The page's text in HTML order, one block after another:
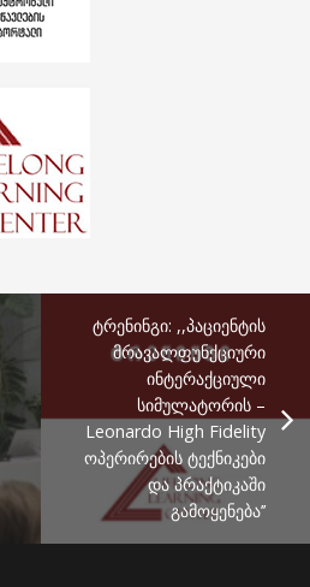
ტრენინგი: ,,პაციენტის
მრავალფუნქციური
ინტერაქციული
სიმულატორის –
Leonardo High Fidelity
ოპერირების ტექნიკები
და პრაქტიკაში
გამოყენება’’